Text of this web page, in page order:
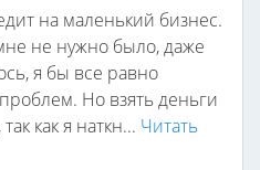
на маленький бизнес.
не нужно было, даже
я бы все равно
Но взять деньги
как я наткн... Читать